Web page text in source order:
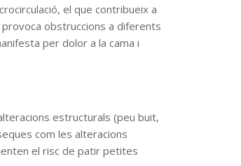
el que contribueix a
obstruccions a diferents
per dolor a la cama i
estructurals (peu buit,
com les alteracions
el risc de patir petites